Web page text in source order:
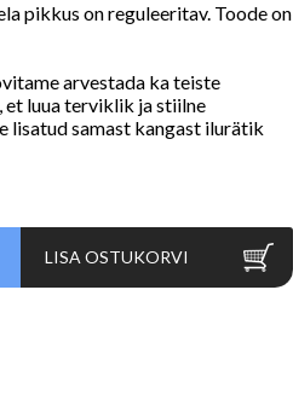
pikkus on reguleeritav. Toode on
arvestada ka teiste
et luua terviklik ja stiilne
lisatud samast kangast ilurätik
LISA OSTUKORVI